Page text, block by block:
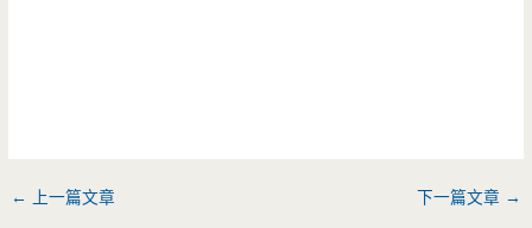
← 上一篇文章 下一篇文章 →